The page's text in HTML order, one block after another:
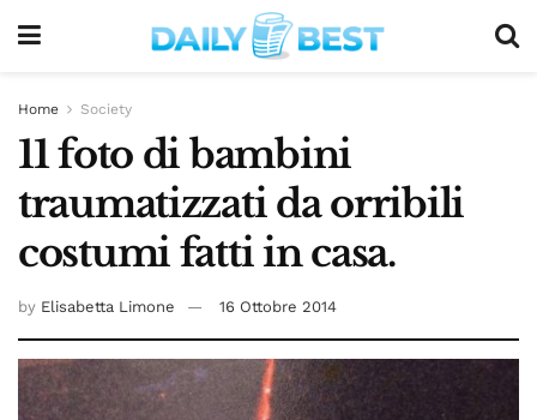
Home Society
11 foto di bambini
traumatizzati da orribili
costumi fatti in casa.
by Elisabetta Limone 16 Ottobre 2014